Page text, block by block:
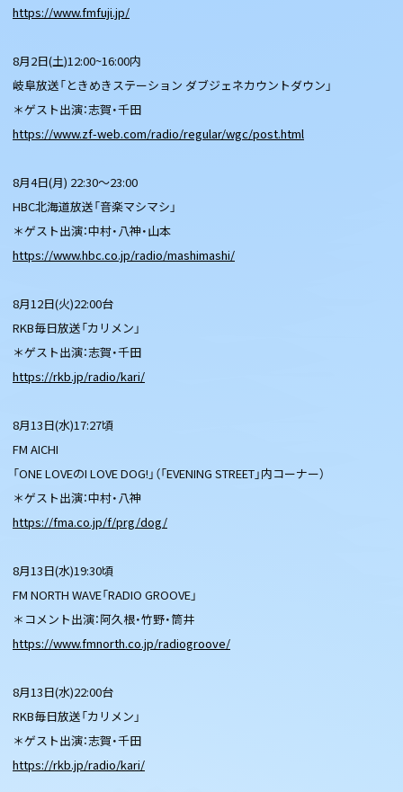
https://www.fmfuji.jp/
8月2日(土)12:00~16:00内
岐阜放送「ときめきステーション ダブジェネカウントダウン」
＊ゲスト出演：志賀・千田
https://www.zf-web.com/radio/regular/wgc/post.html
8月4日(月) 22:30～23:00
HBC北海道放送「音楽マシマシ」
＊ゲスト出演：中村・八神・山本
https://www.hbc.co.jp/radio/mashimashi/
8月12日(火)22:00台
RKB毎日放送「カリメン」
＊ゲスト出演：志賀・千田
https://rkb.jp/radio/kari/
8月13日(水)17:27頃
FM AICHI
「ONE LOVEのI LOVE DOG!」（「EVENING STREET」内コーナー）
＊ゲスト出演：中村・八神
https://fma.co.jp/f/prg/dog/
8月13日(水)19:30頃
FM NORTH WAVE「RADIO GROOVE」
＊コメント出演：阿久根・竹野・筒井
https://www.fmnorth.co.jp/radiogroove/
8月13日(水)22:00台
RKB毎日放送「カリメン」
＊ゲスト出演：志賀・千田
https://rkb.jp/radio/kari/